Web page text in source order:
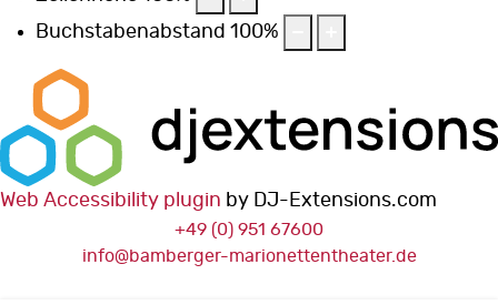
Buchstabenabstand 100%
Web Accessibility plugin by DJ-Extensions.com
+49 (0) 951 67600
info@bamberger-marionettentheater.de